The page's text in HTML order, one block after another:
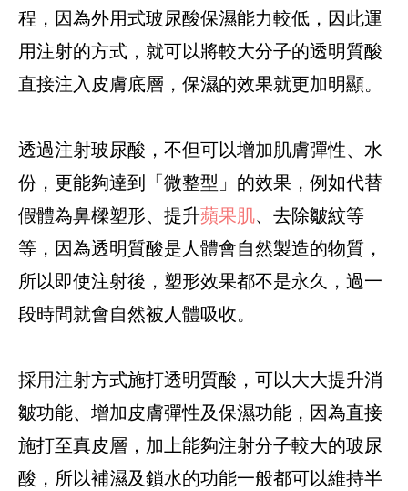
程，因為外用式玻尿酸保濕能力較低，因此運
用注射的方式，就可以將較大分子的透明質酸
直接注入皮膚底層，保濕的效果就更加明顯。
透過注射玻尿酸，不但可以增加肌膚彈性、水
份，更能夠達到「微整型」的效果，例如代替
假體為鼻樑塑形、提升蘋果肌、去除皺紋等
等，因為透明質酸是人體會自然製造的物質，
所以即使注射後，塑形效果都不是永久，過一
段時間就會自然被人體吸收。
採用注射方式施打透明質酸，可以大大提升消
皺功能、增加皮膚彈性及保濕功能，因為直接
施打至真皮層，加上能夠注射分子較大的玻尿
酸，所以補濕及鎖水的功能一般都可以維持半